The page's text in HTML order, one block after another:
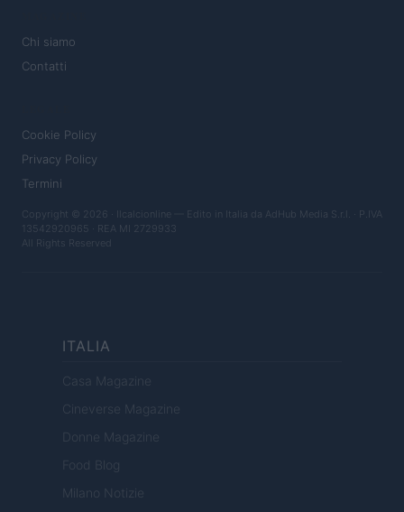
Chi siamo
Contatti
Cookie Policy
Privacy Policy
Termini
Copyright © 2026 · Ilcalcionline — Edito in Italia da AdHub Media S.r.l. · P.IVA
13542920965 · REA MI 2729933
All Rights Reserved
ITALIA
Casa Magazine
Cineverse Magazine
Donne Magazine
Food Blog
Milano Notizie